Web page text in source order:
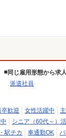
同じ雇用形態から求
派遣社員
歓迎 女性活躍中
シニア（60代～）
駅チカ 車通勤OK